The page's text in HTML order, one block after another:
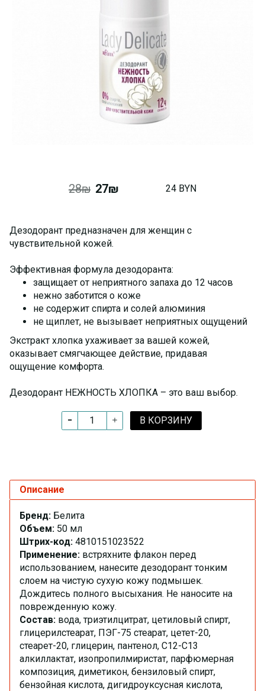
28₪ 27₪ 24 BYN
Дезодорант предназначен для женщин с
чувствительной кожей.
Эффективная формула дезодоранта:
защищает от неприятного запаха до 12 часов
нежно заботится о коже
не содержит спирта и солей алюминия
не щиплет, не вызывает неприятных ощущений
Экстракт хлопка ухаживает за вашей кожей,
оказывает смягчающее действие, придавая
ощущение комфорта.
Дезодорант НЕЖНОСТЬ ХЛОПКА – это ваш выбор.
В КОРЗИНУ
Описание
Бренд: Белита
Объем: 50 мл
Штрих-код: 4810151023522
Применение: встряхните флакон перед
использованием, нанесите дезодорант тонким
слоем на чистую сухую кожу подмышек.
Дождитесь полного высыхания. Не наносите на
поврежденную кожу.
Состав: вода, триэтилцитрат, цетиловый спирт,
глицерилстеарат, ПЭГ-75 стеарат, цетет-20,
стеарет-20, глицерин, пантенол, С12-С13
алкиллактат, изопропилмиристат, парфюмерная
композиция, диметикон, бензиловый спирт,
бензойная кислота, дигидроуксусная кислота,